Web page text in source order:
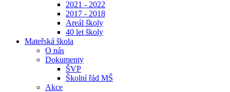
2021 - 2022
2017 - 2018
Areál školy
40 let školy
Mateřská škola
O nás
Dokumenty
ŠVP
Školní řád MŠ
Akce